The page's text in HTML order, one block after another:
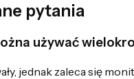
pytania
używać
jednak zaleca się